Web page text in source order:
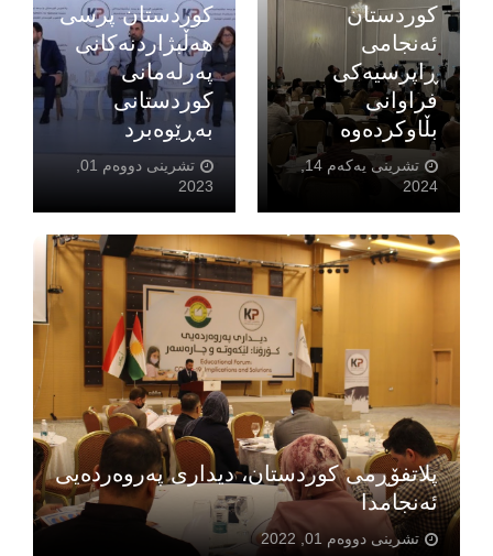
کوردستان
ئەنجامی
ڕاپرسیەکی
فراوانی
بڵاوکردەوە
تشرینی یەکەم 14,
2024
کوردستان پرسی
هەڵبژاردنەکانی
پەرلەمانی
کوردستانی
بەڕێوەبرد
تشرینی دووەم 01,
2023
پلاتفۆڕمی کوردستان، دیداری پەروەردەیی
ئەنجامدا
تشرینی دووەم 01, 2022